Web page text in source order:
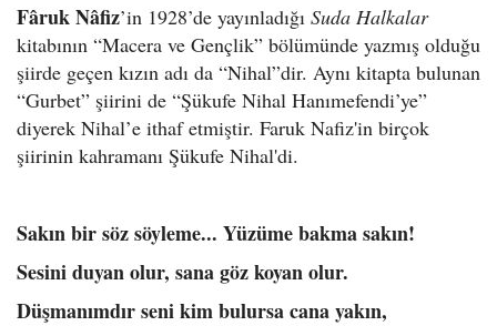
Fâruk Nâfiz’in 1928’de yayınladığı Suda Halkalar
kitabının “Macera ve Gençlik” bölümünde yazmış olduğu
şiirde geçen kızın adı da “Nihal”dir. Aynı kitapta bulunan
“Gurbet” şiirini de “Şükufe Nihal Hanımefendi’ye”
diyerek Nihal’e ithaf etmiştir. Faruk Nafiz'in birçok
şiirinin kahramanı Şükufe Nihal'di.
Sakın bir söz söyleme... Yüzüme bakma sakın!
Sesini duyan olur, sana göz koyan olur.
Düşmanımdır seni kim bulursa cana yakın,